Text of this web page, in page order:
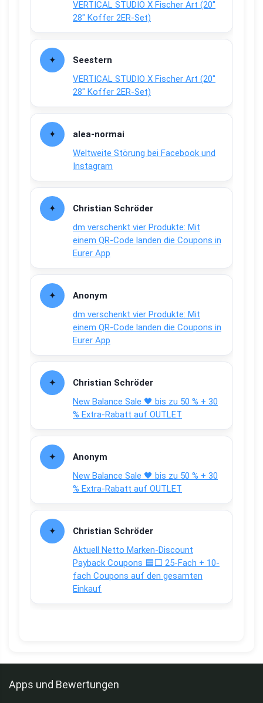
VERTICAL STUDIO X Fischer Art (20″
28″ Koffer 2ER-Set)
Seestern
VERTICAL STUDIO X Fischer Art (20″
28″ Koffer 2ER-Set)
alea-normai
Weltweite Störung bei Facebook und
Instagram
Christian Schröder
dm verschenkt vier Produkte: Mit
einem QR-Code landen die Coupons in
Eurer App
Anonym
dm verschenkt vier Produkte: Mit
einem QR-Code landen die Coupons in
Eurer App
Christian Schröder
New Balance Sale 🖤 bis zu 50 % + 30
% Extra-Rabatt auf OUTLET
Anonym
New Balance Sale 🖤 bis zu 50 % + 30
% Extra-Rabatt auf OUTLET
Christian Schröder
Aktuell Netto Marken-Discount
Payback Coupons 🟦⬜ 25-Fach + 10-
fach Coupons auf den gesamten
Einkauf
Apps und Bewertungen